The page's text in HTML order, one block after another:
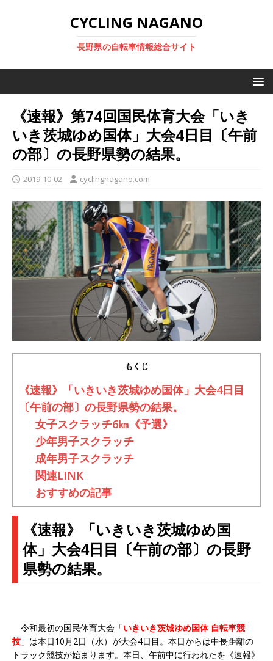
CYCLING NAGANO
長野県の自転車情報総合サイト
《速報》第74回国民体育大会「いき
いき茨城ゆめ国体」大会4日目〔午前
の部〕の長野県勢の結果。
2019-10-02 cyclingnagano.com
もくじ
《速報》「いきいき茨城ゆめ国体」大会4日目
〔午前の部〕の長野県勢の結果。
女子スクラッチ6㎞《予選》
少年男子スクラッチ
成年男子スクラッチ
関連LINK
おすすめの記事
《速報》「いきいき茨城ゆめ国
体」大会4日目〔午前の部〕の長野
県勢の結果。
令和最初の国民体育大会「いきいき茨城ゆめ国体 自転車競
技 」は本日10月2日（水）が大会4日目。本日からは中長距離の
トラック競技が始まります。本日、午前中に行われたを《速報》